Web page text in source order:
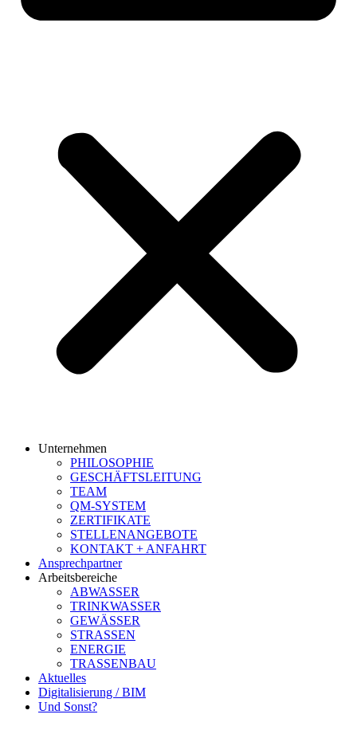
Unternehmen
PHILOSOPHIE
GESCHÄFTSLEITUNG
TEAM
QM-SYSTEM
ZERTIFIKATE
STELLENANGEBOTE
KONTAKT + ANFAHRT
Ansprechpartner
Arbeitsbereiche
ABWASSER
TRINKWASSER
GEWÄSSER
STRASSEN
ENERGIE
TRASSENBAU
Aktuelles
Digitalisierung / BIM
Und Sonst?